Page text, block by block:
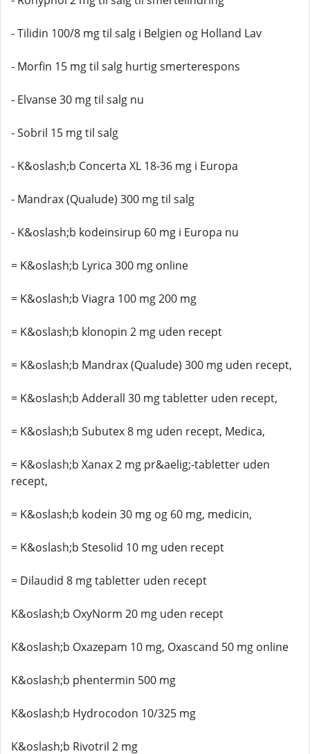
- Tilidin 100/8 mg til salg i Belgien og Holland Lav
- Morfin 15 mg til salg hurtig smerterespons
- Elvanse 30 mg til salg nu
- Sobril 15 mg til salg
- K&oslash;b Concerta XL 18-36 mg i Europa
- Mandrax (Qualude) 300 mg til salg
- K&oslash;b kodeinsirup 60 mg i Europa nu
= K&oslash;b Lyrica 300 mg online
= K&oslash;b Viagra 100 mg 200 mg
= K&oslash;b klonopin 2 mg uden recept
= K&oslash;b Mandrax (Qualude) 300 mg uden recept,
= K&oslash;b Adderall 30 mg tabletter uden recept,
= K&oslash;b Subutex 8 mg uden recept, Medica,
= K&oslash;b Xanax 2 mg pr&aelig;-tabletter uden
recept,
= K&oslash;b kodein 30 mg og 60 mg, medicin,
= K&oslash;b Stesolid 10 mg uden recept
= Dilaudid 8 mg tabletter uden recept
K&oslash;b OxyNorm 20 mg uden recept
K&oslash;b Oxazepam 10 mg, Oxascand 50 mg online
K&oslash;b phentermin 500 mg
K&oslash;b Hydrocodon 10/325 mg
K&oslash;b Rivotril 2 mg